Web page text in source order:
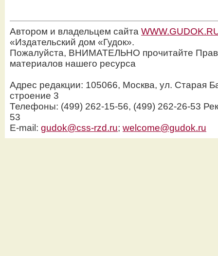
Автором и владельцем сайта
«Издательский дом «Гудок».
Пожалуйста, ВНИМАТЕЛЬНО прочитайте
материалов нашего ресурса
Адрес редакции: 105066, Москва, ул. Старая
строение 3
Телефоны: (499) 262-15-56, (499) 262-26-53
53
E-mail: gudok@css-rzd.ru; welcome@gudok.ru